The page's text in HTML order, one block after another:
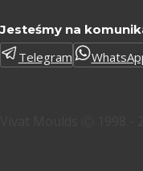
Jesteśmy na
Telegram